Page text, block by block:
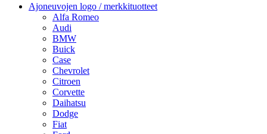
Ajoneuvojen logo / merkkituotteet
Alfa Romeo
Audi
BMW
Buick
Case
Chevrolet
Citroen
Corvette
Daihatsu
Dodge
Fiat